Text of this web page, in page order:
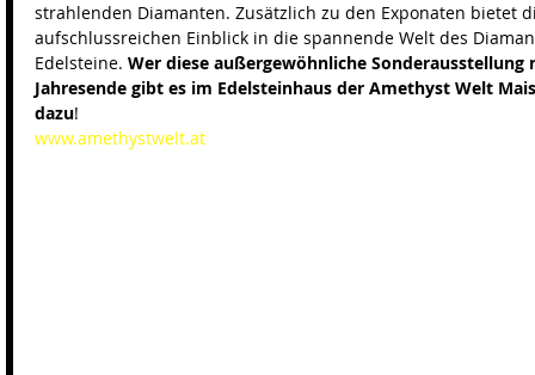
strahlenden Diamanten. Zusätzlich zu den Exponaten bietet
aufschlussreichen Einblick in die spannende Welt des
Edelsteine. Wer diese außergewöhnliche
Jahresende gibt es im Edelsteinhaus der Amethyst Welt
dazu!
www.amethystwelt.at